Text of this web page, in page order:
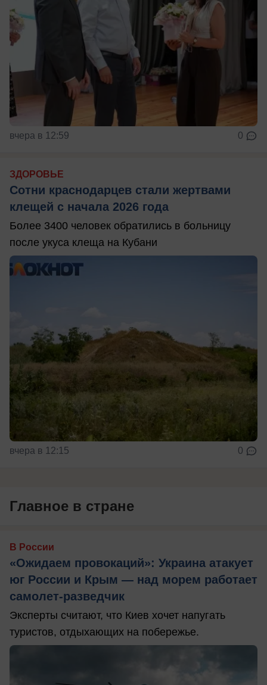
вчера в 12:59 0
ЗДОРОВЬЕ
Сотни краснодарцев стали жертвами
клещей с начала 2026 года
Более 3400 человек обратились в больницу
после укуса клеща на Кубани
вчера в 12:15 0
Главное в стране
В России
«Ожидаем провокаций»: Украина атакует
юг России и Крым — над морем работает
самолет-разведчик
Эксперты считают, что Киев хочет напугать
туристов, отдыхающих на побережье.